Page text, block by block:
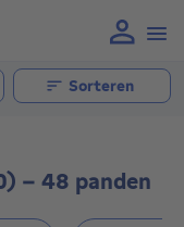
Sorteren
- 48 panden